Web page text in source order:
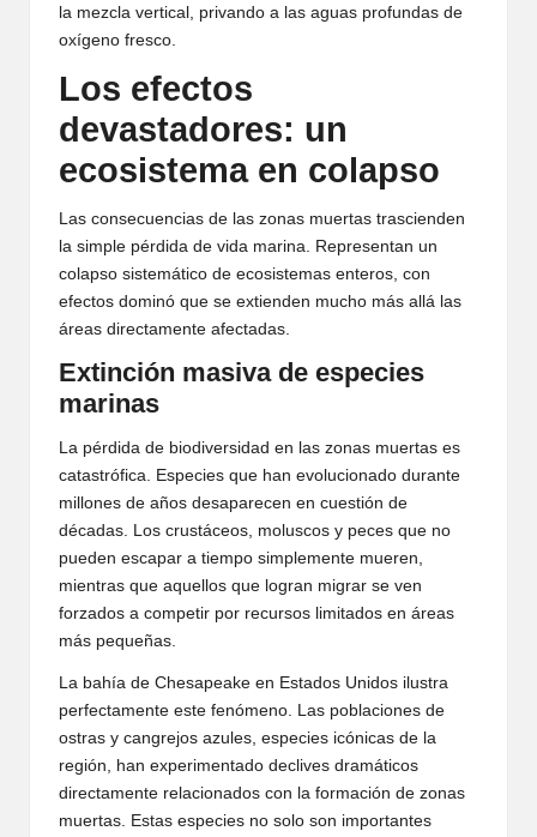
la mezcla vertical, privando a las aguas profundas de
oxígeno fresco.
Los efectos
devastadores: un
ecosistema en colapso
Las consecuencias de las zonas muertas trascienden
la simple pérdida de vida marina. Representan un
colapso sistemático de ecosistemas enteros, con
efectos dominó que se extienden mucho más allá las
áreas directamente afectadas.
Extinción masiva de especies
marinas
La pérdida de biodiversidad en las zonas muertas es
catastrófica. Especies que han evolucionado durante
millones de años desaparecen en cuestión de
décadas. Los crustáceos, moluscos y peces que no
pueden escapar a tiempo simplemente mueren,
mientras que aquellos que logran migrar se ven
forzados a competir por recursos limitados en áreas
más pequeñas.
La bahía de Chesapeake en Estados Unidos ilustra
perfectamente este fenómeno. Las poblaciones de
ostras y cangrejos azules, especies icónicas de la
región, han experimentado declives dramáticos
directamente relacionados con la formación de zonas
muertas. Estas especies no solo son importantes